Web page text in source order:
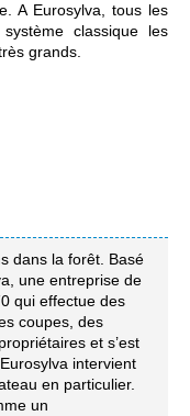
A Eurosylva, tous les
classique les
grands.
dans la forêt. Basé
une entreprise de
qui effectue des
coupes, des
et s’est
intervient
en particulier.
un